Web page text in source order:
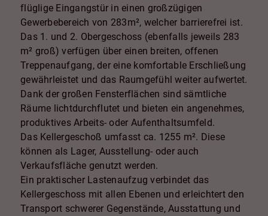
flüglige Eingangstür in einen großzügigen
Gewerbebereich von 283m², welcher barrierefrei ist.
Das 1. und 2. Obergeschoss (ebenfalls jeweils 283
m² groß) verfügen über einen breiten, offenen
Treppenaufgang, der eine komfortable Erschließung
gewährleistet und das Raumgefühl weiter aufwertet.
Dank der großen Fensterflächen sind sämtliche
Räume lichtdurchflutet und bieten ein angenehmes,
produktives Arbeits- oder Aufenthaltsumfeld.
Das Kellergeschoß umfasst ca. 1255 m². Diese
können als Lager, Ausstellung- oder auch
Verkaufsfläche genutzt werden.
Ein praktischer Lastenaufzug verbindet das
Kellergeschoss mit allen Ebenen und erleichtert den
Transport schwerer Gegenstände, Ausstattung und